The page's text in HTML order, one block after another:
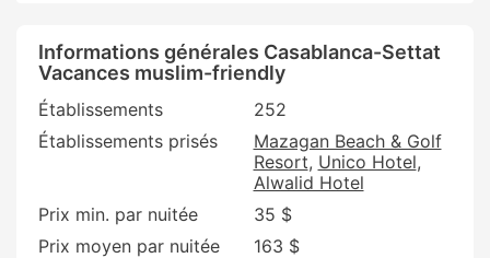
Informations générales Casablanca-Settat
Vacances muslim-friendly
Établissements
252
Établissements prisés
Mazagan Beach & Golf
Resort Unico Hotel
Alwalid Hotel
Prix min. par nuitée
35 $
Prix moyen par nuitée
163 $